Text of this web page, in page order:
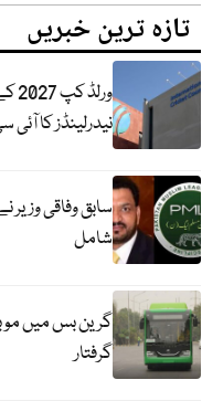
تازہ ترین خبریں
نیدرلینڈز کا
سابق وفاقی
شامل
گرین بس میں
گرفتار